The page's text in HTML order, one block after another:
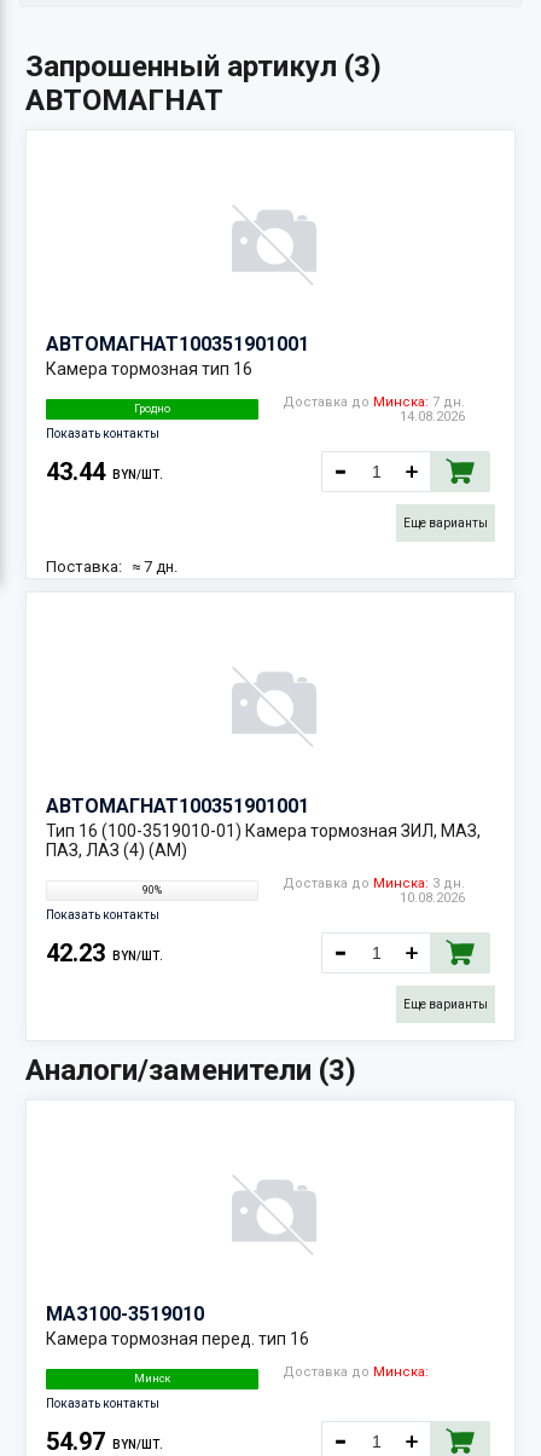
Запрошенный артикул (3)
АВТОМАГНАТ
АВТОМАГНАТ100351901001
Камера тормозная тип 16
Гродно
Показать контакты
Доставка до Минска: 7 дн.
14.08.2026
43.44 BYN/ШТ.
Еще варианты
Поставка: ≈ 7 дн.
АВТОМАГНАТ100351901001
Тип 16 (100-3519010-01) Камера тормозная ЗИЛ, МАЗ,
ПАЗ, ЛАЗ (4) (AM)
90%
Показать контакты
Доставка до Минска: 3 дн.
10.08.2026
42.23 BYN/ШТ.
Еще варианты
10.08.2026
Аналоги/заменители (3)
МАЗ100-3519010
Камера тормозная перед. тип 16
Минск
Показать контакты
Доставка до Минска:
54.97 BYN/ШТ.